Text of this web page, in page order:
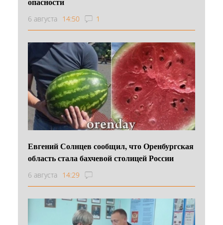
6 августа 14:50 1
Евгений Солнцев сообщил, что Оренбургская
область стала бахчевой столицей России
6 августа 14:29